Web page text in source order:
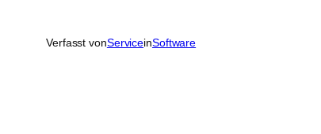
Verfasst vonServiceinSoftware